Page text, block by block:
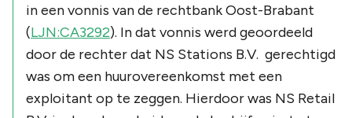
in een vonnis van de rechtbank Oost-Brabant
(LJN:CA3292). In dat vonnis werd geoordeeld
door de rechter dat NS Stations B.V. gerechtigd
was om een huurovereenkomst met een
exploitant op te zeggen. Hierdoor was NS Retail